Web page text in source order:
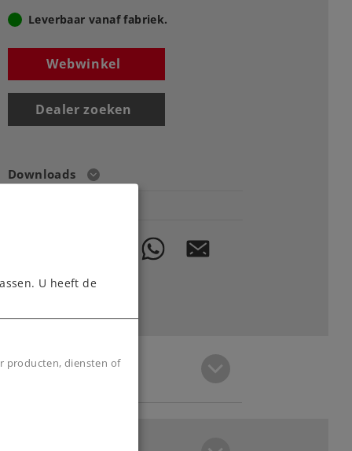
Leverbaar vanaf fabriek.
Webwinkel
Dealer zoeken
Downloads
U heeft de
producten, diensten of